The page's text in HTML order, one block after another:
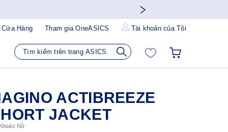
Hàng Tham gia OneASICS Tài khoản của Tôi
ACTIBREEZE
JACKET
Nữ